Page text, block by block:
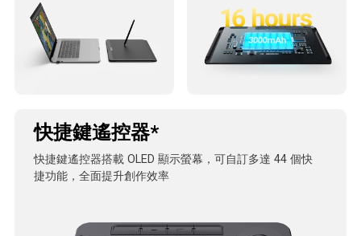
快捷鍵遙控器*
快捷鍵遙控器搭載 OLED 顯示螢幕，可自訂多達 44 個快
捷功能，全面提升創作效率